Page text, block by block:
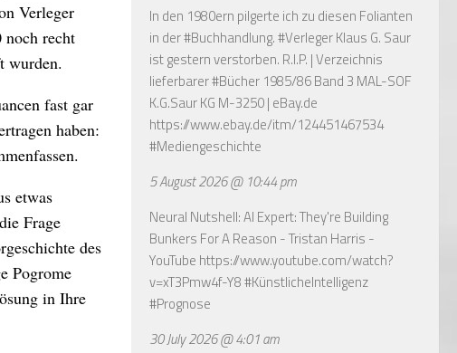
Verleger
recht
wurden.
fast gar
haben:
etwas
Frage
des
Pogrome
in Ihre
In den 1980ern pilgerte ich zu diesen Folianten
in der #Buchhandlung. #Verleger Klaus G. Saur
ist gestern verstorben. R.I.P. | Verzeichnis
lieferbarer #Bücher 1985/86 Band 3 MAL-SOF
K.G.Saur KG M-3250 | eBay.de
https://www.ebay.de/itm/124451467534
#Mediengeschichte
5 August 2026 @ 10:44 pm
Neural Nutshell: AI Expert: They're Building
Bunkers For A Reason - Tristan Harris -
YouTube https://www.youtube.com/watch?
v=xT3Pmw4f-Y8#KünstlicheIntelligenz
#Prognose
30 July 2026 @ 4:01 am